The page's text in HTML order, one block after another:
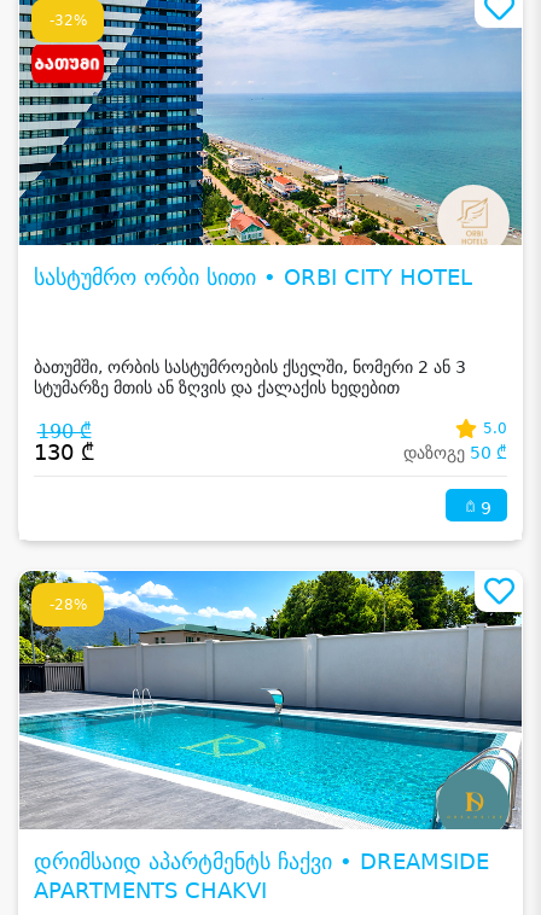
-32%
სასტუმრო ორბი სითი • ORBI CITY HOTEL
ბათუმში, ორბის სასტუმროების ქსელში, ნომერი 2 ან 3
სტუმარზე მთის ან ზღვის და ქალაქის ხედებით
190 ₾
130 ₾
5.0
დაზოგე 50 ₾
9
-28%
დრიმსაიდ აპარტმენტს ჩაქვი • DREAMSIDE
APARTMENTS CHAKVI